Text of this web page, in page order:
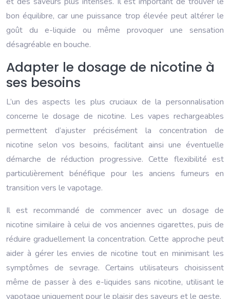
bon équilibre, car une puissance trop élevée peut altérer le
goût du e-liquide ou même provoquer une sensation
désagréable en bouche.
Adapter le dosage de nicotine à
ses besoins
L’un des aspects les plus cruciaux de la personnalisation
concerne le dosage de nicotine. Les vapes rechargeables
permettent d’ajuster précisément la concentration de
nicotine selon vos besoins, facilitant ainsi une éventuelle
démarche de réduction progressive. Cette flexibilité est
particulièrement bénéfique pour les anciens fumeurs en
transition vers le vapotage.
Il est recommandé de commencer avec un dosage de
nicotine similaire à celui de vos anciennes cigarettes, puis de
réduire graduellement la concentration. Cette approche peut
aider à gérer les envies de nicotine tout en minimisant les
symptômes de sevrage. Certains utilisateurs choisissent
même de passer à des e-liquides sans nicotine, utilisant le
vapotage uniquement pour le plaisir des saveurs et le geste.